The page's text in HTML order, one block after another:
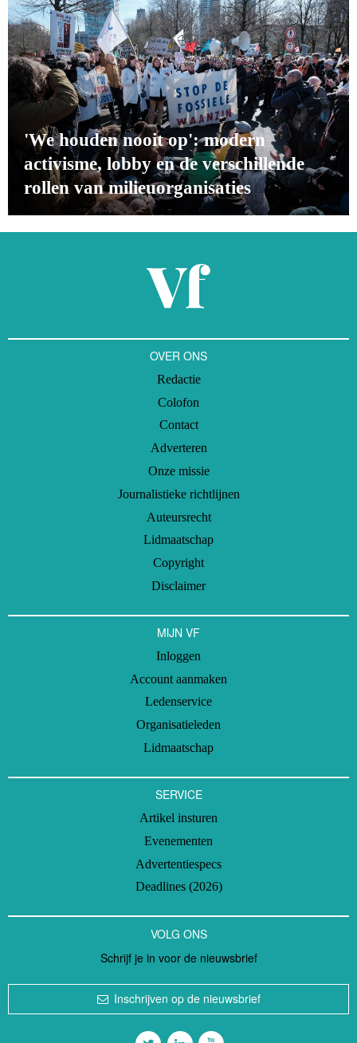
'We houden nooit op': modern
activisme, lobby en de verschillende
rollen van milieuorganisaties
OVER ONS
Redactie
Colofon
Contact
Adverteren
Onze missie
Journalistieke richtlijnen
Auteursrecht
Lidmaatschap
Copyright
Disclaimer
MIJN VF
Inloggen
Account aanmaken
Ledenservice
Organisatieleden
Lidmaatschap
SERVICE
Artikel insturen
Evenementen
Advertentiespecs
Deadlines (2026)
VOLG ONS
Schrijf je in voor de nieuwsbrief
Inschrijven op de nieuwsbrief